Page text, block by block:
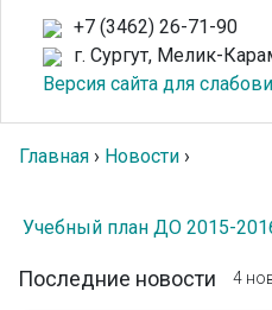
+7 (3462) 26-71-90
г. Сургут, Мелик-
Версия сайта для
Главная › Новости ›
Учебный план ДО 2015-
Последние новости 4